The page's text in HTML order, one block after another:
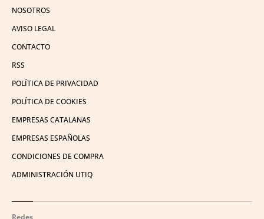
NOSOTROS
AVISO LEGAL
CONTACTO
RSS
POLÍTICA DE PRIVACIDAD
POLÍTICA DE COOKIES
EMPRESAS CATALANAS
EMPRESAS ESPAÑOLAS
CONDICIONES DE COMPRA
ADMINISTRACIÓN UTIQ
Redes